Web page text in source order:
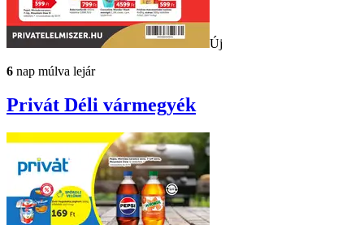
Új
6 nap múlva lejár
Privát Déli vármegyék